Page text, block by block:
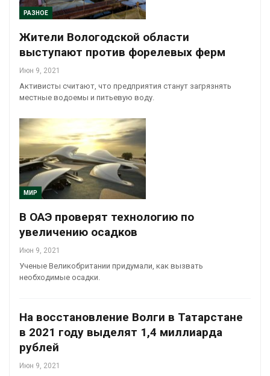
РАЗНОЕ
Жители Вологодской области
выступают против форелевых ферм
Июн 9, 2021
Активисты считают, что предприятия станут загрязнять
местные водоемы и питьевую воду.
МИР
В ОАЭ проверят технологию по
увеличению осадков
Июн 9, 2021
Ученые Великобритании придумали, как вызвать
необходимые осадки.
На восстановление Волги в Татарстане
в 2021 году выделят 1,4 миллиарда
рублей
Июн 9, 2021